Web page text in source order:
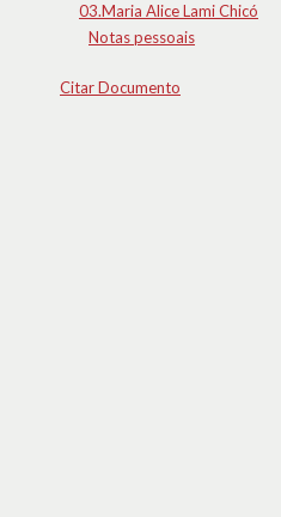
03.Maria Alice Lami Chicó
Notas pessoais
Citar Documento